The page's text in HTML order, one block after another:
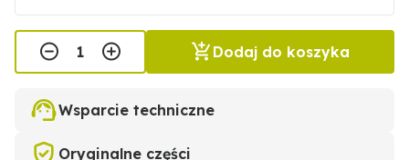
Dodaj do koszyka
Wsparcie techniczne
Oryginalne części